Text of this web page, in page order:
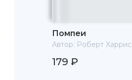
Помпеи
Автор: Роберт Харрис
179 ₽